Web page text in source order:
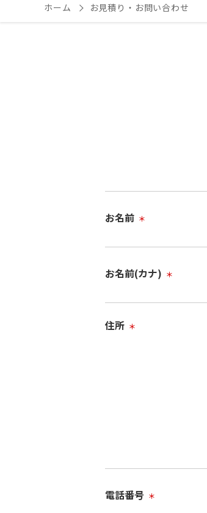
ホーム お見積り・お問い合わせ
お名前 ＊
お名前(カナ) ＊
住所 ＊
電話番号 ＊